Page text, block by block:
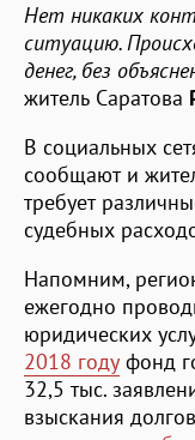
Нет никаких
ситуацию.
денег, без
житель Саратова
В социальных
сообщают и
требует
судебных
Напомним,
ежегодно
юридических
2018 году фонд
32,5 тыс.
взыскания